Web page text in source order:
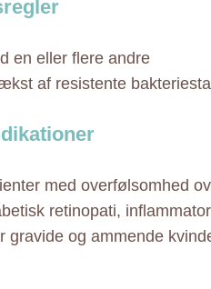
en eller flere andre
af resistente
med overfølsomhed
retinopati,
gravide og ammende